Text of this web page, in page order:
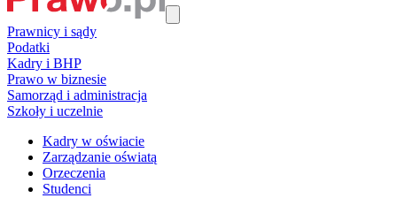
Prawnicy i sądy
Podatki
Kadry i BHP
Prawo w biznesie
Samorząd i administracja
Szkoły i uczelnie
Kadry w oświacie
Zarządzanie oświatą
Orzeczenia
Studenci